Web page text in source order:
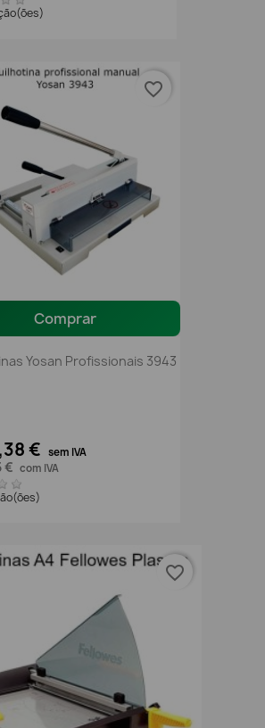
Comprar
Yosan Profissionais 3943
€ sem IVA
€ com IVA
favorite_border
favorite_border